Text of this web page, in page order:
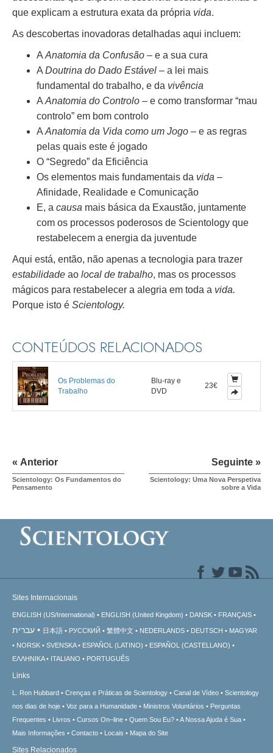
que explicam a estrutura exata da própria vida.
As descobertas inovadoras detalhadas aqui incluem:
A Anatomia da Confusão – e a sua cura
A Doutrina do Dado Estável – a lei mais
fundamental do trabalho, e da vivência
A Anatomia do Controlo – e como transformar “mau
controlo” em bom controlo
A Anatomia da Vida como um Jogo – e as regras
pelas quais este é jogado
O “Segredo” da Eficiência
Os elementos mais fundamentais da vida –
Afinidade, Realidade e Comunicação
E, a causa mais básica da Exaustão, juntamente
com os processos poderosos de Scientology que
restabelecem a energia da juventude
Aqui está, então, não apenas a tecnologia para trazer
estabilidade ao local de trabalho, mas os processos
mágicos para restabelecer a alegria em toda a vida.
Porque isto é Scientology.
CONTEÚDOS RELACIONADOS
Os Problemas do
Trabalho
Blu-ray e
DVD
23€
« Anterior
Scientology: Os Fundamentos do
Pensamento
Seguinte »
Scientology: Uma Nova Perspetiva
sobre a Vida
Sites Internacionais
ENGLISH (US/International) ENGLISH (United Kingdom) DANSK FRANÇAIS
עברית 日本語 РУССКИЙ 繁體中文 NEDERLANDS DEUTSCH
MAGYAR
NORSK
SVENSKA ESPAÑOL (LATINO)
ESPAÑOL (CASTELLANO)
ΕΛΛΗΝΙΚA
ITALIANO PORTUGUÊS
Links
L. Ron Hubbard Crenças e Práticas de Scientology Canal de Vídeo
Scientology
nos dias de hoje
Voz para a Humanidade Ministros Voluntários
Perguntas
Frequentes
Livros Cursos On–line Quem Sou Eu?
A Nossa Ajuda é Sua
Mais Informações
Contacto Locais Mapa do Site
Sites Relacionados